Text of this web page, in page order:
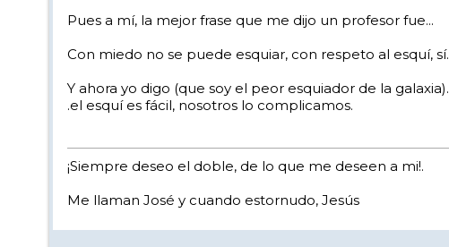
Pues a mí, la mejor frase que me dijo un profesor fue...
Con miedo no se puede esquiar, con respeto al esquí, sí.
Y ahora yo digo (que soy el peor esquiador de la galaxia).
.el esquí es fácil, nosotros lo complicamos.
¡Siempre deseo el doble, de lo que me deseen a mi!.
Me llaman José y cuando estornudo, Jesús